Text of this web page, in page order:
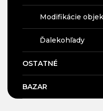
Modifikácie
Ďalekohľady
OSTATNÉ
BAZAR
KF Concept
variabilný ND
filter 2-400
Kód:12698